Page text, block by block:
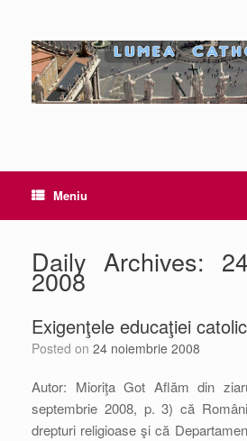
Meniu
Daily Archives:
2008
Exigenţele educaţiei
Posted on 24 noiembrie 2008
Autor: Mioriţa Got Aflăm din
septembrie 2008, p. 3) că
drepturi religioase şi că